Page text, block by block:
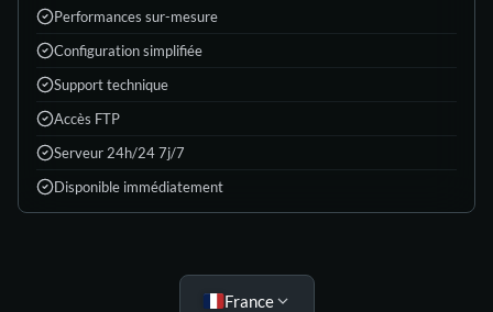
Performances sur-mesure
Configuration simplifiée
Support technique
Accès FTP
Serveur 24h/24 7j/7
Disponible immédiatement
Choisis ton offre
France